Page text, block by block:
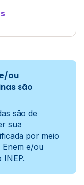
ou
são
são de
sua
por meio
Enem e/ou
INEP.